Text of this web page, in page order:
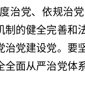
治党、依规治
的健全完善和
党建设党。要
面从严治党体